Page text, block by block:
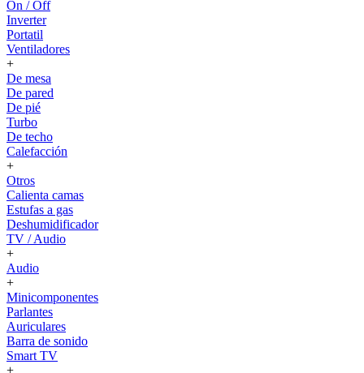
On / Off
Inverter
Portatil
Ventiladores
+
De mesa
De pared
De pié
Turbo
De techo
Calefacción
+
Otros
Calienta camas
Estufas a gas
Deshumidificador
TV / Audio
+
Audio
+
Minicomponentes
Parlantes
Auriculares
Barra de sonido
Smart TV
+